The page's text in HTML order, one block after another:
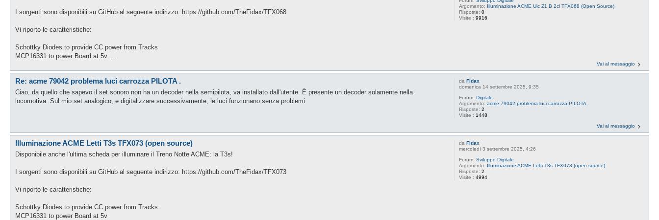
Argomento: Illuminazione ACME Uic Z1 B 2cl TFX068 (Open Source)
Risposte:0
Visite :9916
I sorgenti sono disponibili su GitHub al seguente indirizzo: https://github.com/TheFidax/TFX068
Vi riporto le caratteristiche:
Schottky Diodes to provide CC power from Tracks
MCP16331 to power Board at 5v ...
Vai al messaggio
daFidax
domenica 14 settembre 2025, 9:35
Forum:Digitale
Argomento:acme 79042 problema luci carrozza PILOTA .
Risposte:2
Visite : 1448
Re: acme 79042 problema luci carrozza PILOTA .
Ciao, da quello che sapevo il set sonoro non ha un decoder nella semipilota, va installato dall'utente. È presente un decoder solamente nella
locomotiva. Sul mio set analogico, e digitalizzare successivamente, le luci funzionano senza problemi
Vai al messaggio
daFidax
mercoledì 3 settembre 2025, 4:26
Forum:Sviluppo Digitale
Argomento: Illuminazione ACME Letti T3s TFX073 (open source)
Risposte:2
Visite :4994
Illuminazione ACME Letti T3s TFX073 (open source)
Disponibile anche l'ultima scheda per illuminare il Treno Notte ACME: la T3s!
I sorgenti sono disponibili su GitHub al seguente indirizzo: https://github.com/TheFidax/TFX073
Vi riporto le caratteristiche:
Schottky Diodes to provide CC power from Tracks
MCP16331 to power Board at 5v